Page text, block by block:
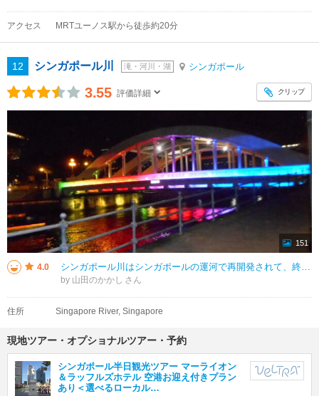
アクセス MRTユーノス駅から徒歩約20分
12 シンガポール川 滝・河川・湖 シンガポール
3.55 評価詳細 クリップ
151
4.0 シンガポール川はシンガポールの運河で再開発されて、終日、ボートに乗船してクルーズ遊覧ができます。川沿いの両岸にはクラーク・キーやボート・キーなどの観光名所も在ります。夕暮れになると深夜まで飲食街が営業を始めてシンガポール川
by 山田のかかし
住所 Singapore River, Singapore
現地ツアー・オプショナルツアー・予約
シンガポール半日観光ツアー マーライオン
＆ラッフルズホテル 空港お迎え付きプラン
あり＜選べるローカル…